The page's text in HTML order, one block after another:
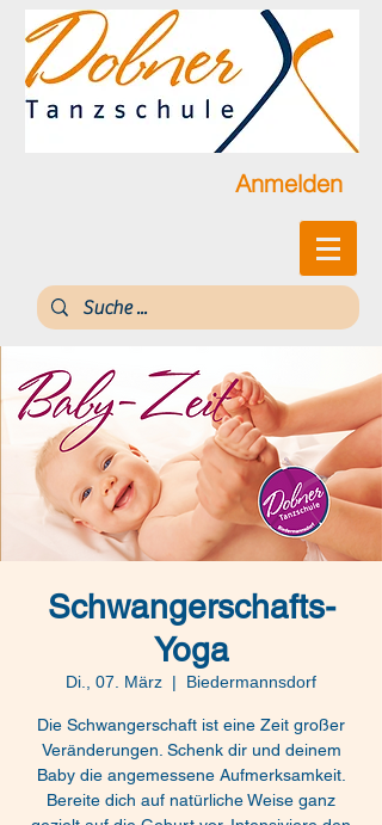
Anmelden
Schwangerschafts-
Yoga
Di., 07. März
  |
Biedermannsdorf
Die Schwangerschaft ist eine Zeit großer
Veränderungen. Schenk dir und deinem
Baby die angemessene Aufmerksamkeit.
Bereite dich auf natürliche Weise ganz